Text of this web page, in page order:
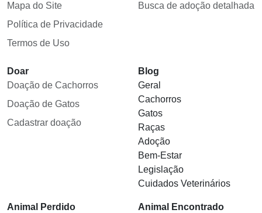
Mapa do Site
Política de Privacidade
Termos de Uso
Busca de adoção detalhada
Doar
Doação de Cachorros
Doação de Gatos
Cadastrar doação
Blog
Geral
Cachorros
Gatos
Raças
Adoção
Bem-Estar
Legislação
Cuidados Veterinários
Animal Perdido
Animal Encontrado